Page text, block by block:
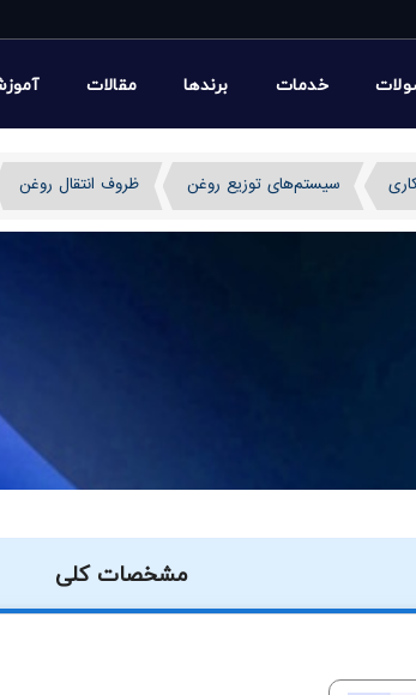
خدمات برندها مقالات
سیستم‌های توزیع روغن ظروف انتقال روغن
مشخصات کلی